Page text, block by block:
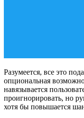
Разумеется, все это
опциональная
навязывается
проигнорировать, но
хотя бы повышается